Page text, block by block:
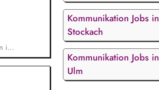
in
Kommunikation Jobs in
Stockach
Kommunikation Jobs in
Ulm